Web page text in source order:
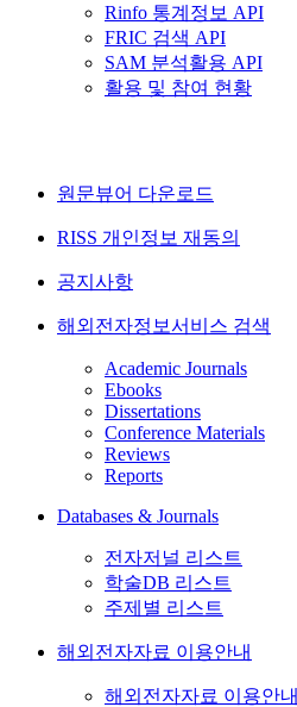
Rinfo 통계정보 API
FRIC 검색 API
SAM 분석활용 API
활용 및 참여 현황
원문뷰어 다운로드
RISS 개인정보 재동의
공지사항
해외전자정보서비스 검색
Academic Journals
Ebooks
Dissertations
Conference Materials
Reviews
Reports
Databases & Journals
전자저널 리스트
학술DB 리스트
주제별 리스트
해외전자자료 이용안내
해외전자자료 이용안내